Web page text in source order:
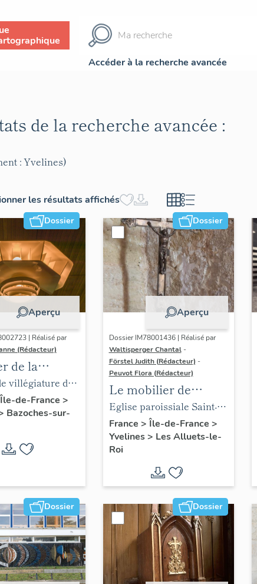
Accéder à la recherche avancée
de la recherche avancée :
: Yvelines)
les résultats affichés
Dossier
Aperçu
| Réalisé par
(Rédacteur)
de la
Louis Carré
villégiature dite
Carré
Île-de-France >
Bazoches-sur-
Dossier
Aperçu
Dossier IM78001436 | Réalisé par
Waltisperger Chantal -
Förstel Judith (Rédacteur) -
Peuvot Flora (Rédacteur)
Le mobilier de
l'église paroissiale
Saint-Nicolas
Eglise paroissiale Saint-
Nicolas
France > Île-de-France >
Yvelines> Les Alluets-le-
Roi
Dossier Dossier